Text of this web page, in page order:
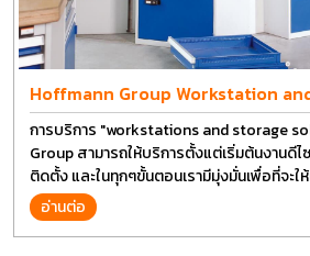
Hoffmann Group Workstation
การบริการ "workstations and storage
Group สามารถให้บริการตั้งแต่เริ่มต้นงานดี
ติดตั้ง และในทุกๆขั้นตอนเรามีมุ่งมั่นเพื่อที่จ
การที่งานที่ดีที่สุด บนต้นทุนที่ดีที่สุดเช่นกัน
อ่านต่อ